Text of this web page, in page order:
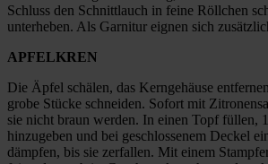
Schluss den Schnittlauch in feine Röllchen
unterheben. Als Garnitur eignen sich
APFELKREN
Die Äpfel schälen, das Kerngehäuse
grobe Stücke schneiden. Sofort mit
sie nicht braun werden. In einen Topf füllen,
hinzugeben und bei geschlossenem Deckel
dämpfen, bis sie zerfallen. Mit einem